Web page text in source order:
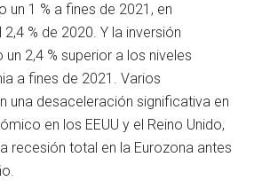
un 1 % a fines de 2021, en
% de 2020. Y la inversión
2,4 % superior a los niveles
a fines de 2021. Varios
una desaceleración significativa en
en los EEUU y el Reino Unido,
recesión total en la Eurozona antes